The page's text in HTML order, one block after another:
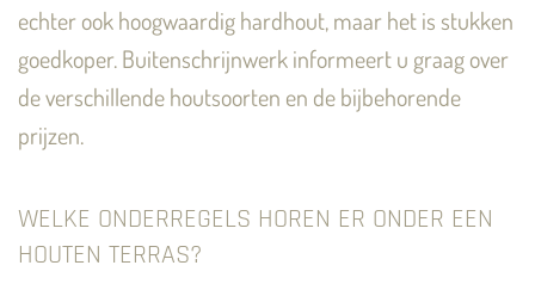
echter ook hoogwaardig hardhout, maar het is stukken
goedkoper. Buitenschrijnwerk informeert u graag over
de verschillende houtsoorten en de bijbehorende
prijzen.
WELKE ONDERREGELS HOREN ER ONDER EEN
HOUTEN TERRAS?